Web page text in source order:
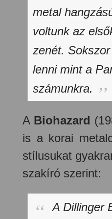
metal
voltunk az
zenét.
lenni mint a
számunkra.
A Biohazard
is a korai
stílusukat
szakíró szerint:
A Dillinger